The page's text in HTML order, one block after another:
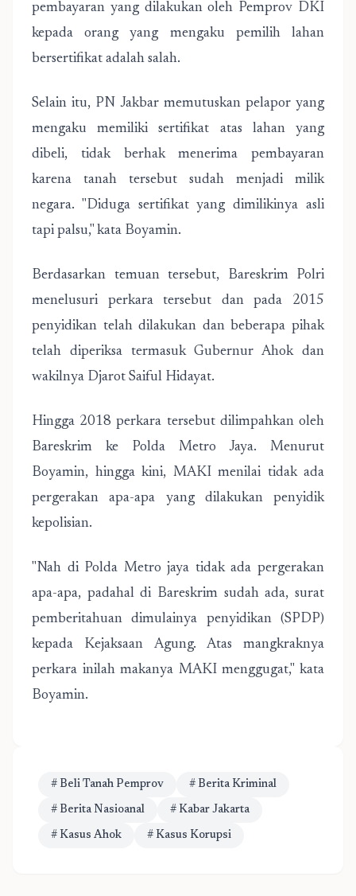
pembayaran yang dilakukan oleh Pemprov DKI
kepada orang yang mengaku pemilih lahan
bersertifikat adalah salah.
Selain itu, PN Jakbar memutuskan pelapor yang
mengaku memiliki sertifikat atas lahan yang
dibeli, tidak berhak menerima pembayaran
karena tanah tersebut sudah menjadi milik
negara. "Diduga sertifikat yang dimilikinya asli
tapi palsu," kata Boyamin.
Berdasarkan temuan tersebut, Bareskrim Polri
menelusuri perkara tersebut dan pada 2015
penyidikan telah dilakukan dan beberapa pihak
telah diperiksa termasuk Gubernur Ahok dan
wakilnya Djarot Saiful Hidayat.
Hingga 2018 perkara tersebut dilimpahkan oleh
Bareskrim ke Polda Metro Jaya. Menurut
Boyamin, hingga kini, MAKI menilai tidak ada
pergerakan apa-apa yang dilakukan penyidik
kepolisian.
"Nah di Polda Metro jaya tidak ada pergerakan
apa-apa, padahal di Bareskrim sudah ada, surat
pemberitahuan dimulainya penyidikan (SPDP)
kepada Kejaksaan Agung. Atas mangkraknya
perkara inilah makanya MAKI menggugat," kata
Boyamin.
# Beli Tanah Pemprov # Berita Kriminal
# Berita Nasioanal # Kabar Jakarta
# Kasus Ahok # Kasus Korupsi